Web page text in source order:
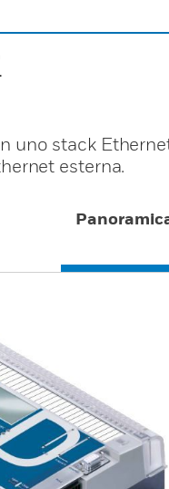
uno stack
esterna.